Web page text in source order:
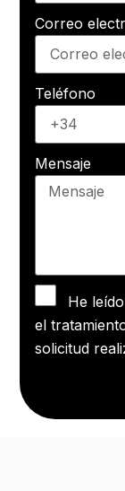
Correo
Teléfono
Mensaje
He
el
solicitud